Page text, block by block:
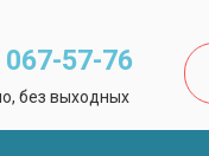
57-76
без выходных